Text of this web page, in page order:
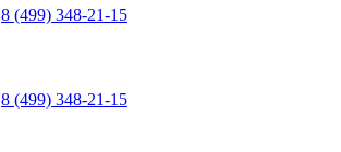
8 (499) 348-21-15
8 (499) 348-21-15